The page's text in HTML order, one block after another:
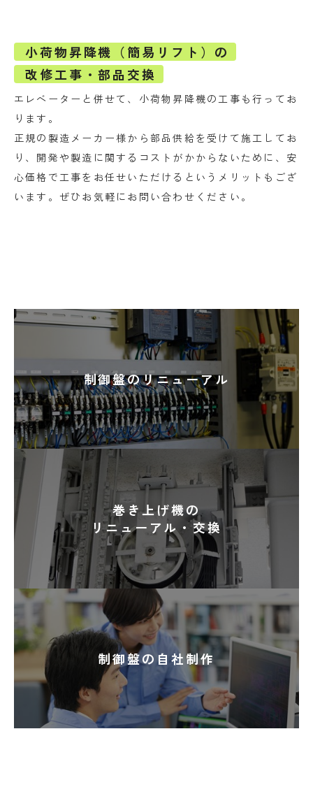
小荷物昇降機（簡易リフト）の
改修工事・部品交換
エレベーターと併せて、小荷物昇降機の工事も行ってお
ります。
正規の製造メーカー様から部品供給を受けて施工してお
り、開発や製造に関するコストがかからないために、安
心価格で工事をお任せいただけるというメリットもござ
います。ぜひお気軽にお問い合わせください。
制御盤のリニューアル
巻き上げ機の
リニューアル・交換
制御盤の自社制作